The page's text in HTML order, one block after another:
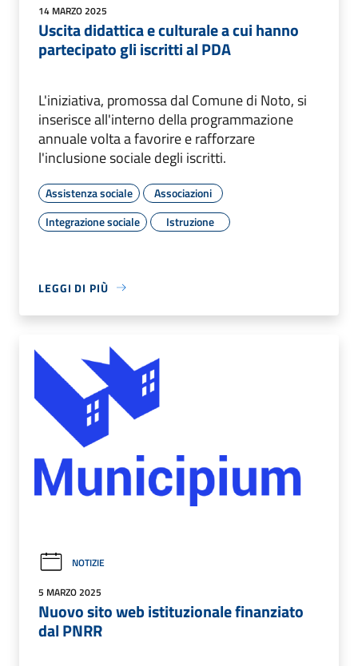
14 MARZO 2025
Uscita didattica e culturale a cui hanno
partecipato gli iscritti al PDA
L'iniziativa, promossa dal Comune di Noto, si
inserisce all'interno della programmazione
annuale volta a favorire e rafforzare
l'inclusione sociale degli iscritti.
Assistenza sociale
Associazioni
Integrazione sociale
Istruzione
LEGGI DI PIÙ
NOTIZIE
5 MARZO 2025
Nuovo sito web istituzionale finanziato
dal PNRR